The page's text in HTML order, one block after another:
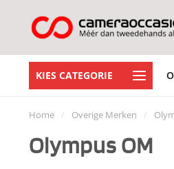
KIES CATEGORIE
Home / Overige Merken /
Olympus OM